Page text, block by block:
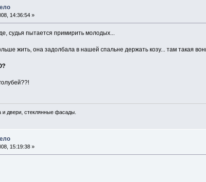
14:36:54 »
судья пытается примирить молодых...
жить, она задолбала в нашей спальне держать козу... там такая
двери, стеклянные фасады.
15:19:38 »